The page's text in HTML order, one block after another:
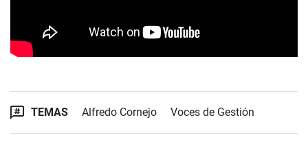
TEMAS Alfredo Cornejo Voces de Gestión